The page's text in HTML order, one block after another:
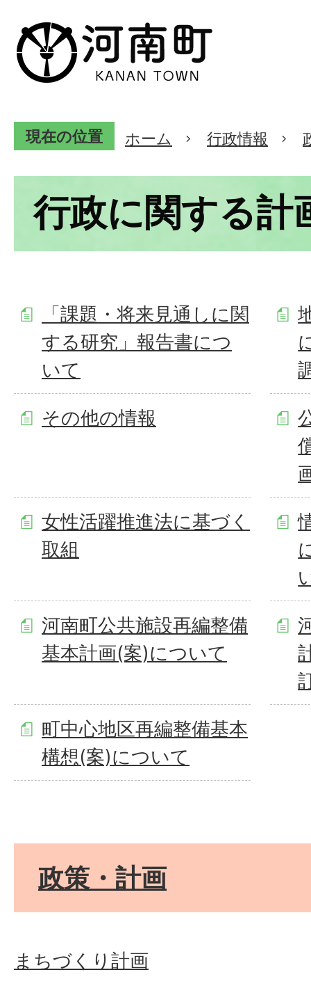
現在の位置 ホーム 行政情報
行政に関する計
「課題・将来見通しに関
する研究」報告書につ
いて
その他の情報
女性活躍推進法に基づく
取組
河南町公共施設再編整備
基本計画(案)について
町中心地区再編整備基本
構想(案)について
政策・計画
まちづくり計画